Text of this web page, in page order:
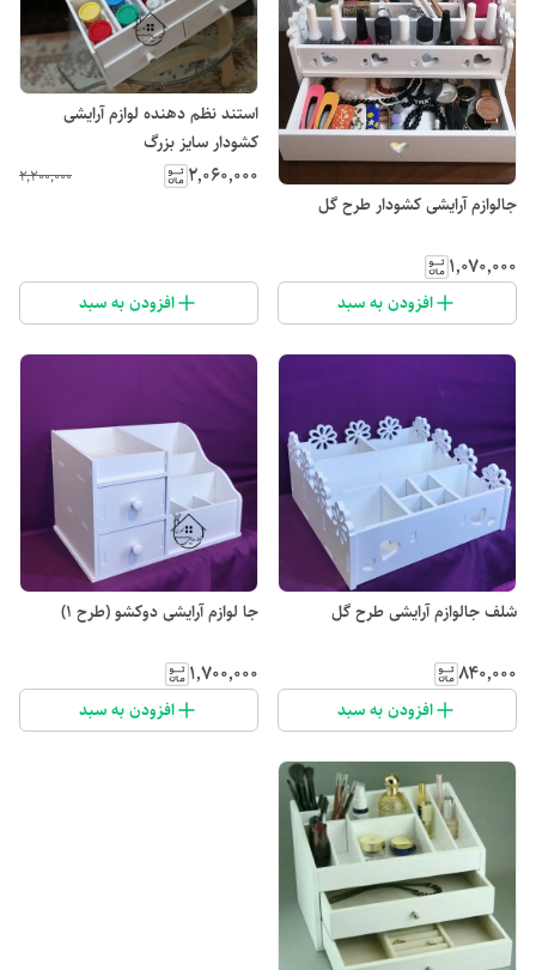
جالوازم آرایشی کشودار طرح گل
۱٬۰۷۰٬۰۰۰
افزودن به سبد
استند نظم دهنده لوازم آرایشی
کشودار سایز بزرگ
۲٬۰۶۰٬۰۰۰ ۲٬۲۰۰٬۰۰۰
افزودن به سبد
شلف جالوازم آرایشی طرح گل
۸۴۰٬۰۰۰
افزودن به سبد
جا لوازم آرایشی دو‌کشو (طرح 1)
۱٬۷۰۰٬۰۰۰
افزودن به سبد